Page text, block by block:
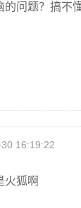
的问题？搞不
16:19:22
火狐啊